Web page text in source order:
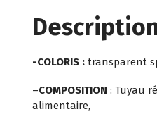
-COLORIS : transparent
–COMPOSITION : Tuyau
alimentaire,